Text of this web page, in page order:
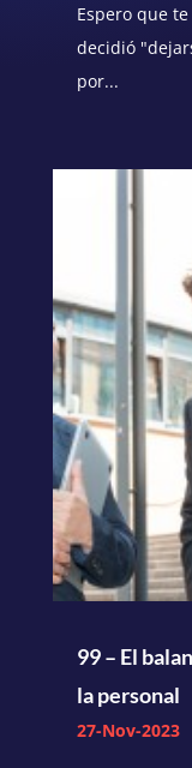
Espero que
decidió
por...
99 – El
la personal
27-Nov-2023